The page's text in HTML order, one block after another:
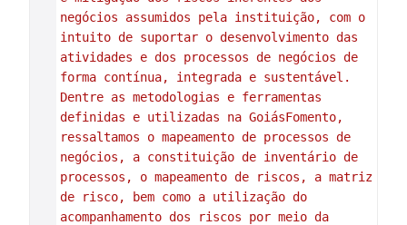
negócios assumidos pela instituição, com o
intuito de suportar o desenvolvimento das
atividades e dos processos de negócios de
forma contínua, integrada e sustentável.
Dentre as metodologias e ferramentas
definidas e utilizadas na GoiásFomento,
ressaltamos o mapeamento de processos de
negócios, a constituição de inventário de
processos, o mapeamento de riscos, a matriz
de risco, bem como a utilização do
acompanhamento dos riscos por meio da